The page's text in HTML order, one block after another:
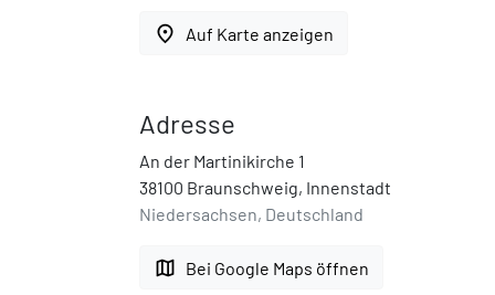
place Auf Karte anzeigen
Adresse
An der Martinikirche 1
38100 Braunschweig, Innenstadt
Niedersachsen, Deutschland
map Bei Google Maps öffnen